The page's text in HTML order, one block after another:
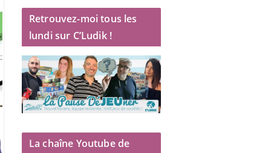
Retrouvez-moi tous les
lundi sur C’Ludik !
La chaîne Youtube de